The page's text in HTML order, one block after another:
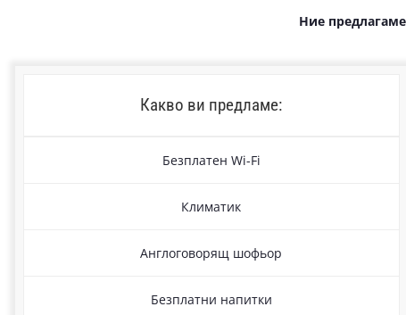
Ние
Какво ви предламе:
Безплатен Wi-Fi
Климатик
Англоговорящ шофьор
Безплатни напитки